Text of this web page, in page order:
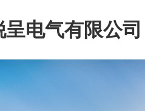
电气有限公司